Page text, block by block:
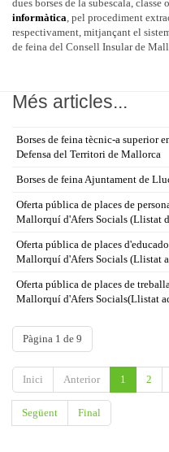
dues borses de la subescala, classe
informàtica, pel procediment
respectivament, mitjançant el
de feina del Consell Insular de
Més articles...
Borses de feina tècnic-a superior
Defensa del Territori de Mallorca
Borses de feina Ajuntament de
Oferta pública de places de
Mallorquí d'Afers Socials (Llistat
Oferta pública de places
Mallorquí d'Afers Socials (Llistat
Oferta pública de places de
Mallorquí d'Afers Socials(Llistat
Pàgina 1 de 9
Inici Anterior 1 2
Següent Final